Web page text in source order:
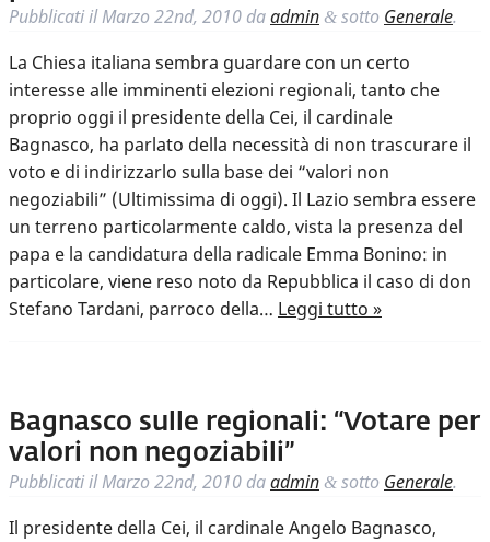
Pubblicati ilMarzo 22nd, 2010 daadmin & sotto Generale.
La Chiesa italiana sembra guardare con un certo
interesse alle imminenti elezioni regionali, tanto che
proprio oggi il presidente della Cei, il cardinale
Bagnasco, ha parlato della necessità di non trascurare il
voto e di indirizzarlo sulla base dei “valori non
negoziabili” (Ultimissima di oggi). Il Lazio sembra essere
un terreno particolarmente caldo, vista la presenza del
papa e la candidatura della radicale Emma Bonino: in
particolare, viene reso noto da Repubblica il caso di don
Stefano Tardani, parroco della… Leggi tutto »
Bagnasco sulle regionali: “Votare per
valori non negoziabili”
Pubblicati ilMarzo 22nd, 2010 daadmin & sotto Generale.
Il presidente della Cei, il cardinale Angelo Bagnasco,